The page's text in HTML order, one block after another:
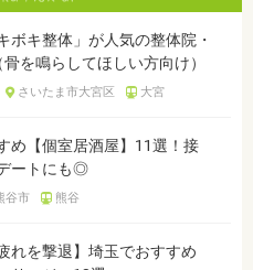
ボキ整体」が人気の整体院・
を鳴らしてほしい方向け）
さいたま市大宮区 大宮
め【個室居酒屋】11選！接
ートにも◎
谷市 熊谷
れを撃退】埼玉でおすすめ